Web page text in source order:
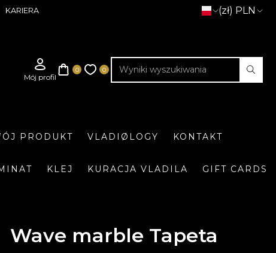
KARIERA (zł) PLN
PRODUKT VLADIØLOGY KONTAKT
KLEJ KURACJA VLADILA GIFT CARDS
Wave marble Tapeta